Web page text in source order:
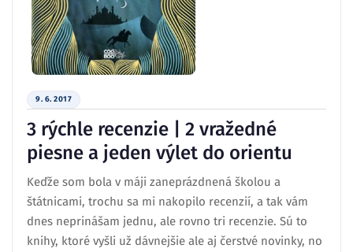
9. 6. 2017
3 rýchle recenzie | 2 vražedné
piesne a jeden výlet do orientu
Keďže som bola v máji zaneprázdnená školou a
štátnicami, trochu sa mi nakopilo recenzií, a tak vám
dnes neprinášam jednu, ale rovno tri recenzie. Sú to
knihy, ktoré vyšli už dávnejšie ale aj čerstvé novinky, no